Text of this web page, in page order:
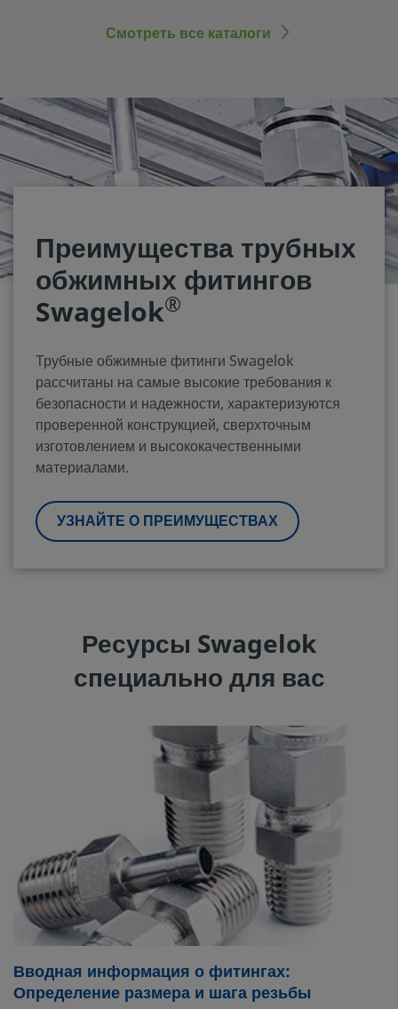
Смотреть все каталоги
Преимущества трубных
обжимных фитингов
Swagelok®
Трубные обжимные фитинги Swagelok
рассчитаны на самые высокие требования к
безопасности и надежности, характеризуются
проверенной конструкцией, сверхточным
изготовлением и высококачественными
материалами.
УЗНАЙТЕ О ПРЕИМУЩЕСТВАХ
Ресурсы Swagelok
специально для вас
Вводная информация о фитингах:
Определение размера и шага резьбы